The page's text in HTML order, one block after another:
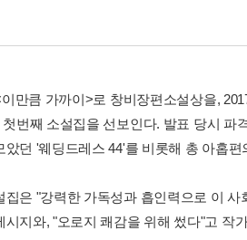
만큼 가까이>로 창비장편소설상을,
번째 소설집을 선보인다. 발표 당시 파
았던 '웨딩드레스 44'를 비롯해 총 아홉편
집은 "강력한 가독성과 흡인력으로 이
시지와, "오로지 쾌감을 위해 썼다"고 작